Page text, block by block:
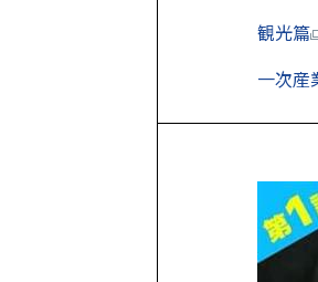
観光篇
一次産